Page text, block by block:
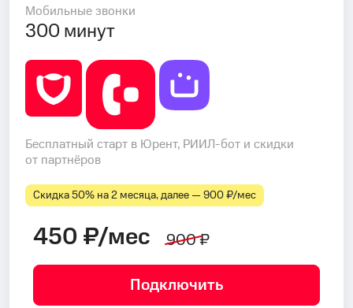
Мобильные звонки
300 минут
Бесплатный старт в Юрент, РИИЛ-бот и скидки
от партнёров
Скидка 50% на 2 месяца, далее — 900 ₽⁠/⁠мес
450 ₽/мес 900 ₽
Подключить